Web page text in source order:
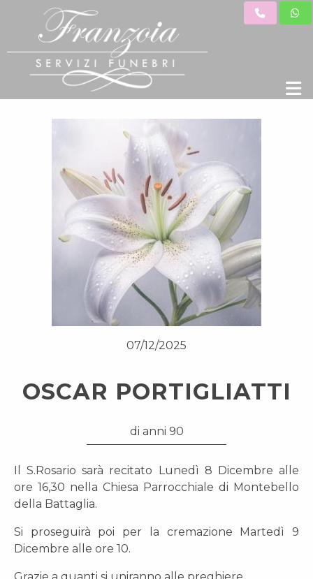
07/12/2025
OSCAR PORTIGLIATTI
di anni 90
Il S.Rosario sarà recitato Lunedì 8 Dicembre alle
ore 16,30 nella Chiesa Parrocchiale di Montebello
della Battaglia.
Si proseguirà poi per la cremazione Martedì 9
Dicembre alle ore 10.